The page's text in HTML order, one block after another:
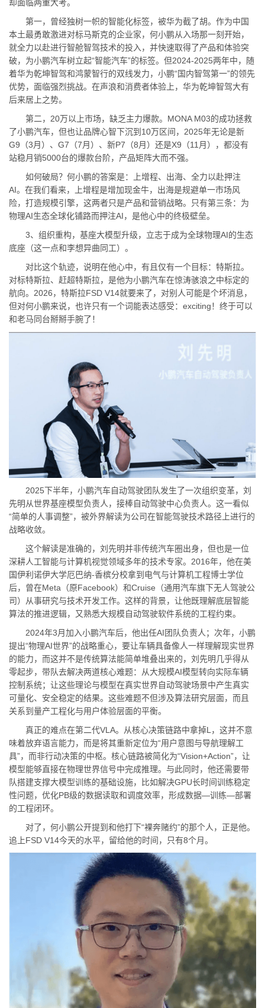
却面临两重大考。
第一，曾经独树一帜的智能化标签，被华为截了胡。作为中国
本土最勇敢激进对标马斯克的企业家，何小鹏从入场那一刻开始，
就全力以赴进行智舱智驾技术的投入，并快速取得了产品和体验突
破，为小鹏汽车树立起“智能汽车”的标签。但2024-2025两年中，随
着华为乾坤智驾和鸿蒙智行的双线发力，小鹏“国内智驾第一”的领先
优势，面临强烈挑战。在声浪和消费者体验上，华为乾坤智驾大有
后来居上之势。
第二，20万以上市场，缺乏主力爆款。MONA M03的成功拯救
了小鹏汽车，但也让品牌心智下沉到10万区间，2025年无论是新
G9（3月）、G7（7月）、新P7（8月）还是X9（11月），都没有
站稳月销5000台的爆款台阶，产品矩阵大而不强。
如何破局？何小鹏的答案是：上增程、出海、全力以赴押注
AI。在我们看来，上增程是增加现金牛，出海是规避单一市场风
险，打造规模引擎，这两者只是产品和营销战略。只有第三条：为
物理AI生态全球化铺路而押注AI，是他心中的终极壁垒。
3、组织重构，基座大模型升级，立志于成为全球物理AI的生态
底座（这一点和李想异曲同工）。
对比这个轨迹，说明在他心中，有且仅有一个目标：特斯拉。
对标特斯拉、赶超特斯拉，是他为小鹏汽车在惊涛骇浪之中标定的
航向。2026，特斯拉FSD V14就要来了，对别人可能是个坏消息，
但对何小鹏来说，也许只有一个词能表达感受：exciting！终于可以
和老马同台掰掰手腕了！
2025下半年，小鹏汽车自动驾驶团队发生了一次组织变革，刘
先明从世界基座模型负责人，接棒自动驾驶中心负责人。这一看似
“简单的人事调整”，被外界解读为公司在智能驾驶技术路径上进行的
战略收敛。
这个解读是准确的，刘先明并非传统汽车圈出身，但也是一位
深耕人工智能与计算机视觉领域多年的技术专家。2016年，他在美
国伊利诺伊大学厄巴纳-香槟分校拿到电气与计算机工程博士学位
后，曾在Meta（原Facebook）和Cruise（通用汽车旗下无人驾驶公
司）从事研究与技术开发工作。这样的背景，让他既理解底层智能
算法的推进逻辑，又熟悉大规模自动驾驶软件系统的工程约束。
2024年3月加入小鹏汽车后，他出任AI团队负责人；次年，小鹏
提出“物理AI世界”的战略重心，要让车辆具备像人一样理解现实世界
的能力，而这并不是传统算法能简单堆叠出来的，刘先明几乎得从
零起步，带队去解决两道核心难题：从大规模AI模型转向实际车辆
控制系统；让这些理论与模型在真实世界自动驾驶场景中产生真实
可量化、安全稳定的结果。这些难题不但涉及算法研究层面，而且
关系到量产工程化与用户体验层面的平衡。
真正的难点在第二代VLA。从核心决策链路中拿掉L，这并不意
味着放弃语言能力，而是将其重新定位为“用户意图与导航理解工
具”，而非行动决策的中枢。核心链路被简化为“Vision+Action”，让
模型能够直接在物理世界信号中完成推理。与此同时，他还需要带
队搭建支撑大模型训练的基础设施，比如解决GPU长时间训练稳定
性问题，优化PB级的数据读取和调度效率，形成数据—训练—部署
的工程闭环。
对了，何小鹏公开提到和他打下“裸奔赌约”的那个人，正是他。
追上FSD V14今天的水平，留给他的时间，只有8个月。